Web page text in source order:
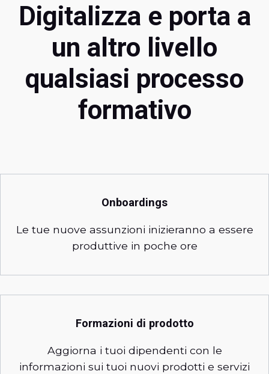
Digitalizza e porta a
un altro livello
qualsiasi processo
formativo
Onboardings
Le tue nuove assunzioni inizieranno a essere
produttive in poche ore
Formazioni di prodotto
Aggiorna i tuoi dipendenti con le
informazioni sui tuoi nuovi prodotti e servizi